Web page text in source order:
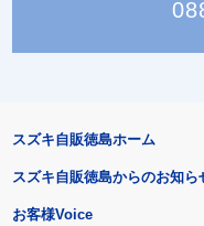
スズキ自販徳島ホーム
スズキ自販徳島からのお知ら
お客様Voice